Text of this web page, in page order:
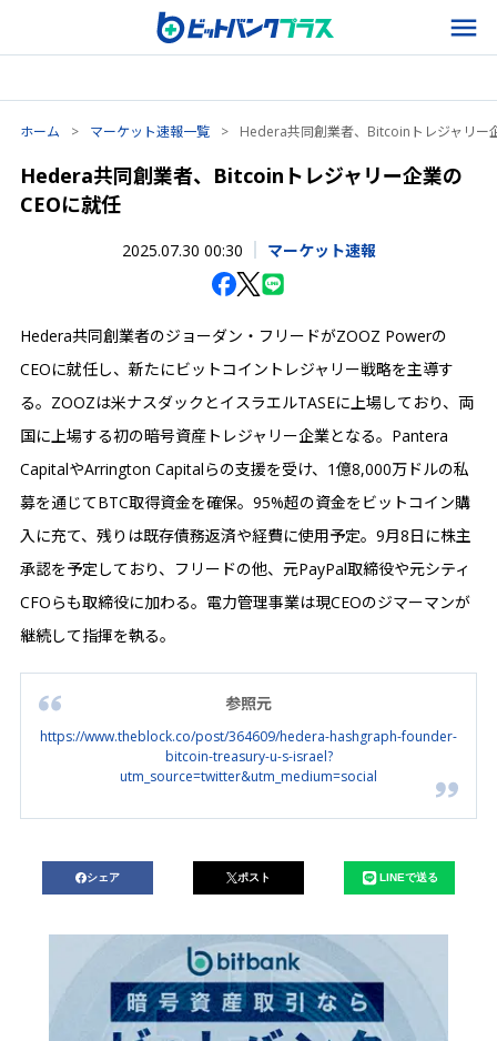
ホーム > マーケット速報一覧 > Hedera共同創業者、Bitcoinトレジャリー
Hedera共同創業者、Bitcoinトレジャリー企業の
CEOに就任
2025.07.30 00:30 マーケット速報
Hedera共同創業者のジョーダン・フリードがZOOZ Powerの
CEOに就任し、新たにビットコイントレジャリー戦略を主導す
る。ZOOZは米ナスダックとイスラエルTASEに上場しており、両
国に上場する初の暗号資産トレジャリー企業となる。Pantera
CapitalやArrington Capitalらの支援を受け、1億8,000万ドルの私
募を通じてBTC取得資金を確保。95%超の資金をビットコイン購
入に充て、残りは既存債務返済や経費に使用予定。9月8日に株主
承認を予定しており、フリードの他、元PayPal取締役や元シティ
CFOらも取締役に加わる。電力管理事業は現CEOのジマーマンが
継続して指揮を執る。
参照元
https://www.theblock.co/post/364609/hedera-hashgraph-founder-
bitcoin-treasury-u-s-israel?
utm_source=twitter&utm_medium=social
シェア ポスト LINEで送る